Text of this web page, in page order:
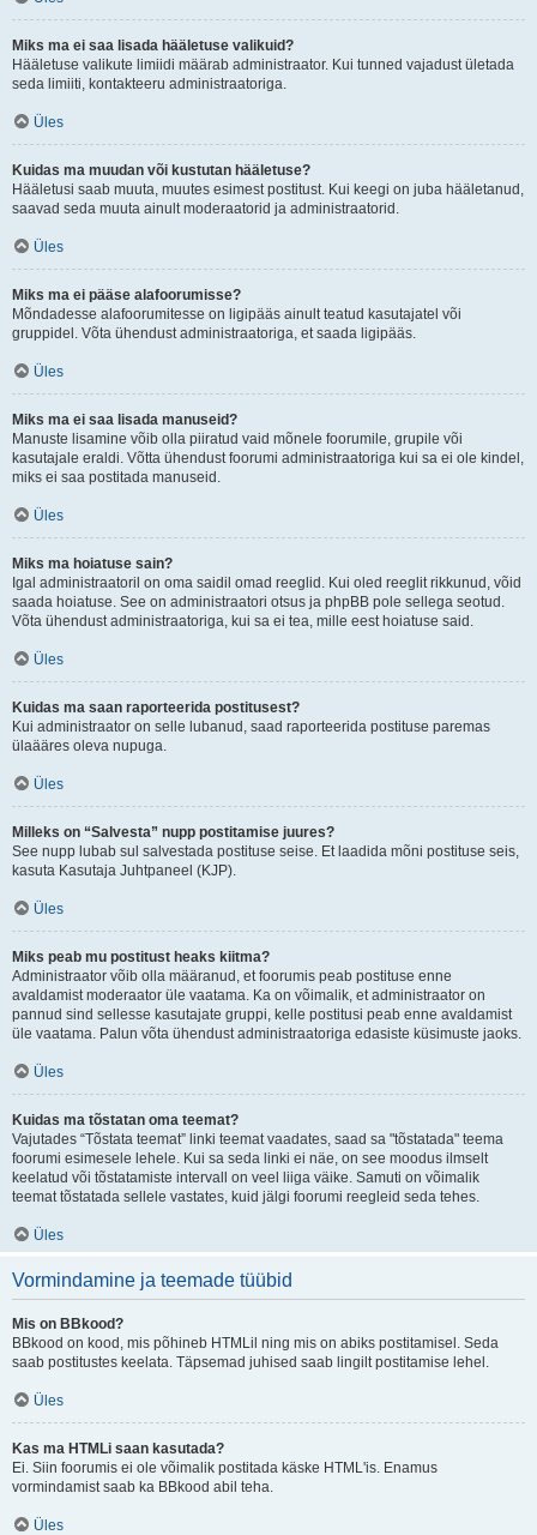
Miks ma ei saa lisada hääletuse valikuid?
Hääletuse valikute limiidi määrab administraator. Kui tunned vajadust ületada
seda limiiti, kontakteeru administraatoriga.
Üles
Kuidas ma muudan või kustutan hääletuse?
Hääletusi saab muuta, muutes esimest postitust. Kui keegi on juba hääletanud,
saavad seda muuta ainult moderaatorid ja administraatorid.
Üles
Miks ma ei pääse alafoorumisse?
Mõndadesse alafoorumitesse on ligipääs ainult teatud kasutajatel või
gruppidel. Võta ühendust administraatoriga, et saada ligipääs.
Üles
Miks ma ei saa lisada manuseid?
Manuste lisamine võib olla piiratud vaid mõnele foorumile, grupile või
kasutajale eraldi. Võtta ühendust foorumi administraatoriga kui sa ei ole kindel,
miks ei saa postitada manuseid.
Üles
Miks ma hoiatuse sain?
Igal administraatoril on oma saidil omad reeglid. Kui oled reeglit rikkunud, võid
saada hoiatuse. See on administraatori otsus ja phpBB pole sellega seotud.
Võta ühendust administraatoriga, kui sa ei tea, mille eest hoiatuse said.
Üles
Kuidas ma saan raporteerida postitusest?
Kui administraator on selle lubanud, saad raporteerida postituse paremas
ülaääres oleva nupuga.
Üles
Milleks on “Salvesta” nupp postitamise juures?
See nupp lubab sul salvestada postituse seise. Et laadida mõni postituse seis,
kasuta Kasutaja Juhtpaneel (KJP).
Üles
Miks peab mu postitust heaks kiitma?
Administraator võib olla määranud, et foorumis peab postituse enne
avaldamist moderaator üle vaatama. Ka on võimalik, et administraator on
pannud sind sellesse kasutajate gruppi, kelle postitusi peab enne avaldamist
üle vaatama. Palun võta ühendust administraatoriga edasiste küsimuste jaoks.
Üles
Kuidas ma tõstatan oma teemat?
Vajutades “Tõstata teemat” linki teemat vaadates, saad sa "tõstatada" teema
foorumi esimesele lehele. Kui sa seda linki ei näe, on see moodus ilmselt
keelatud või tõstatamiste intervall on veel liiga väike. Samuti on võimalik
teemat tõstatada sellele vastates, kuid jälgi foorumi reegleid seda tehes.
Üles
Vormindamine ja teemade tüübid
Mis on BBkood?
BBkood on kood, mis põhineb HTMLil ning mis on abiks postitamisel. Seda
saab postitustes keelata. Täpsemad juhised saab lingilt postitamise lehel.
Üles
Kas ma HTMLi saan kasutada?
Ei. Siin foorumis ei ole võimalik postitada käske HTML'is. Enamus
vormindamist saab ka BBkood abil teha.
Üles